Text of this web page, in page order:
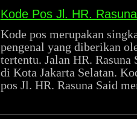
Kode Pos Jl. HR.
Kode pos merupakan
pengenal yang diberikan
tertentu. Jalan HR. Rasuna
di Kota Jakarta Selatan.
pos Jl. HR. Rasuna Said